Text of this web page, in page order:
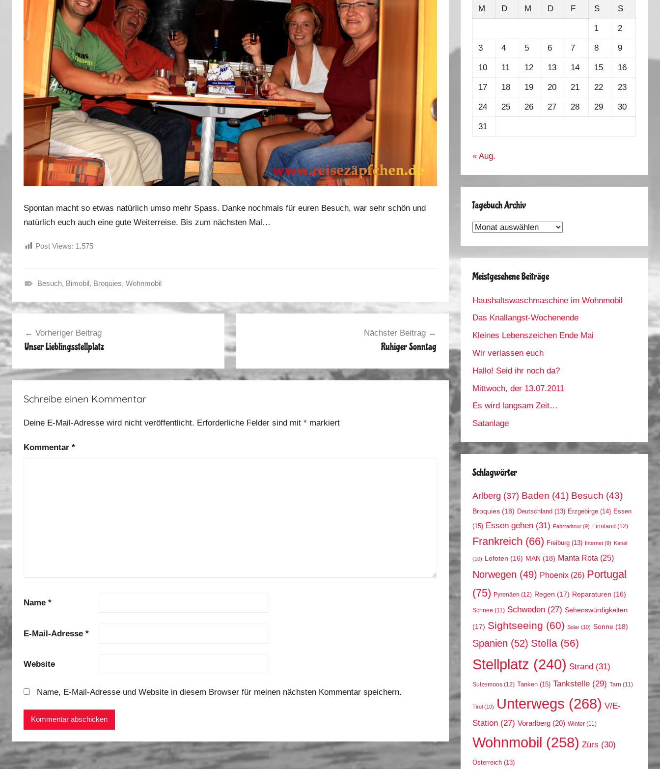
Spontan macht so etwas natürlich umso mehr Spass. Danke nochmals für euren Besuch, war sehr schön und
natürlich euch auch eine gute Weiterreise. Bis zum nächsten Mal…
Post Views: 1.575
e
b
s
2
1
Besuch, Bimobil, Broquies, Wohnmobil
Beitragsnavigation
Vorheriger Beitrag
Unser Lieblingsstellplatz
Nächster Beitrag
Ruhiger Sonntag
Schreibe einen Kommentar
Deine E-Mail-Adresse wird nicht veröffentlicht. Erforderliche Felder sind mit * markiert
Kommentar *
Name *
E-Mail-Adresse *
Website
Name, E-Mail-Adresse und Website in diesem Browser für meinen nächsten Kommentar speichern.
M
D M D F S S
1 2
3 4 5 6 7 8 9
10 11 12 13 14 15 16
17 18 19 20 21 22 23
24 25 26 27 28 29 30
31
« Aug.
Tagebuch Archiv
Tagebuch
Meistgesehene Beiträge
Haushaltswaschmaschine im Wohnmobil
Das Knallangst-Wochenende
Kleines Lebenszeichen Ende Mai
Wir verlassen euch
Hallo! Seid ihr noch da?
Mittwoch, der 13.07.2011
Es wird langsam Zeit…
Satanlage
Schlagwörter
Arlberg (37) Baden (41) Besuch (43)
Broquies (18) Deutschland (13) Erzgebirge (14) Essen
(15) Essen gehen (31) Fahrradtour (9) Finnland (12)
Frankreich (66) Freiburg (13) Internet (9) Kanal
(10) Lofoten (16) MAN (18) Manta Rota (25)
Norwegen (49) Phoenix (26) Portugal
(75) Pyrenäen (12) Regen (17) Reparaturen (16)
Schnee (11) Schweden (27) Sehenswürdigkeiten
(17) Sightseeing (60) Solar (10) Sonne (18)
Spanien (52) Stella (56)
Stellplatz (240) Strand (31)
Sulzemoos (12) Tanken (15) Tankstelle (29) Tarn (11)
Tirol (10) Unterwegs (268) V/E-
Station (27) Vorarlberg (20) Winter (11)
Wohnmobil (258) Zürs (30)
Österreich (13)